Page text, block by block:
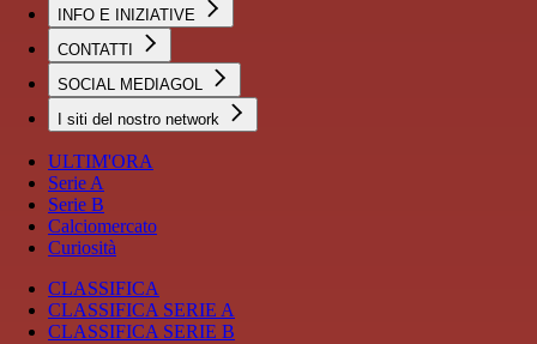
INFO E INIZIATIVE
CONTATTI
SOCIAL MEDIAGOL
I siti del nostro network
ULTIM'ORA
Serie A
Serie B
Calciomercato
Curiosità
CLASSIFICA
CLASSIFICA SERIE A
CLASSIFICA SERIE B